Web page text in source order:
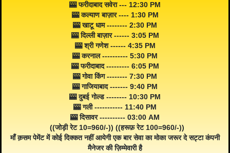
🎰 फरीदाबाद सवेरा --- 12:30 PM
🎰 कल्याण बाज़ार ---- 1:30 PM
🎰 खाटू धाम -------- 2:30 PM
🎰 दिल्ली बाज़ार ------ 3:05 PM
🎰 श्री गणेश ------ 4:35 PM
🎰 करनाल ---------- 5:30 PM
🎰 फरीदाबाद --------- 6:05 PM
🎰 गोवा किंग -------- 7:30 PM
🎰 गाजियाबाद ------- 9:40 PM
🎰 दुबई गोल्ड -------- 10:30 PM
🎰 गली ----------- 11:40 PM
🎰 दिसावर ---------- 03:00 AM
((जोड़ी रेट 10=960/-)) ((हरूफ़ रेट 100=960/-))
माँ क़सम पेमेंट में कोई दिक्कत नहीं आयेगी एक बार सेवा का मोका जरूर दे सट्टा कंपनी
मैनेजर की ज़िम्मेवारी है